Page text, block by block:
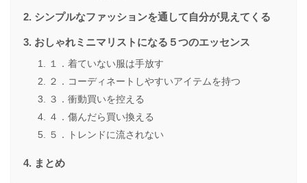
シンプルなファッションを通して自分が見えてくる
おしゃれミニマリストになる５つのエッセンス
１．着ていない服は手放す
２．コーディネートしやすいアイテムを持つ
３．衝動買いを控える
４．傷んだら買い換える
５．トレンドに流されない
まとめ